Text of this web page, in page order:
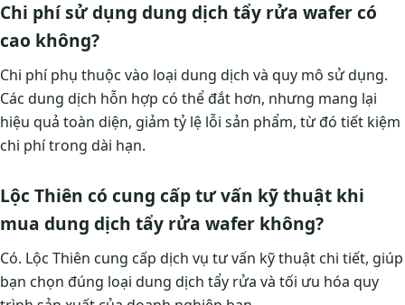
Chi phí sử dụng dung dịch tẩy rửa wafer có
cao không?
Chi phí phụ thuộc vào loại dung dịch và quy mô sử dụng.
Các dung dịch hỗn hợp có thể đắt hơn, nhưng mang lại
hiệu quả toàn diện, giảm tỷ lệ lỗi sản phẩm, từ đó tiết kiệm
chi phí trong dài hạn.
Lộc Thiên có cung cấp tư vấn kỹ thuật khi
mua dung dịch tẩy rửa wafer không?
Có. Lộc Thiên cung cấp dịch vụ tư vấn kỹ thuật chi tiết, giúp
bạn chọn đúng loại dung dịch tẩy rửa và tối ưu hóa quy